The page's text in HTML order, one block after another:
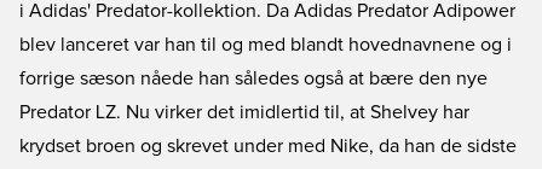
i Adidas' Predator-kollektion. Da Adidas Predator Adipower
blev lanceret var han til og med blandt hovednavnene og i
forrige sæson nåede han således også at bære den nye
Predator LZ. Nu virker det imidlertid til, at Shelvey har
krydset broen og skrevet under med Nike, da han de sidste